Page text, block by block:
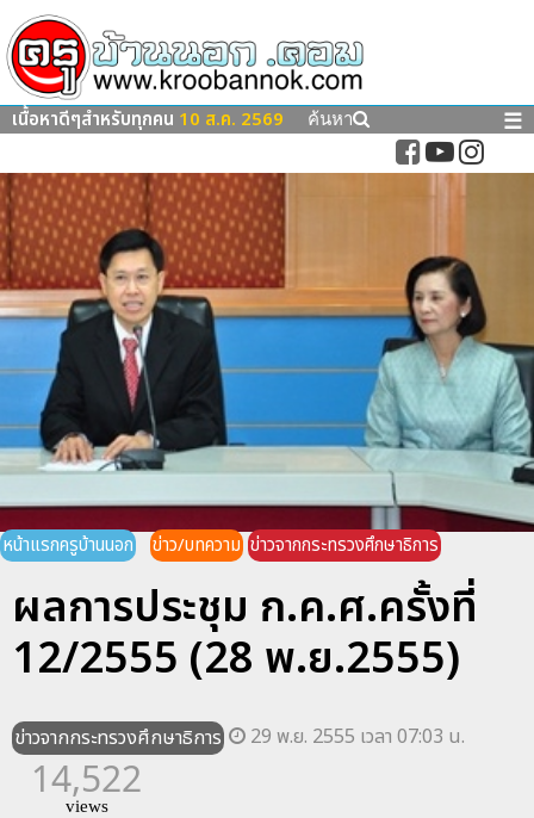
เนื้อหาดีๆสำหรับทุกคน 10 ส.ค. 2569 ค้นหา ☰
หน้าแรกครูบ้านนอก ข่าว/บทความ ข่าวจากกระทรวงศึกษาธิการ
ผลการประชุม ก.ค.ศ.ครั้งที่
12/2555 (28 พ.ย.2555)
ข่าวจากกระทรวงศึกษาธิการ 29 พ.ย. 2555 เวลา 07:03 น.
14,522
views